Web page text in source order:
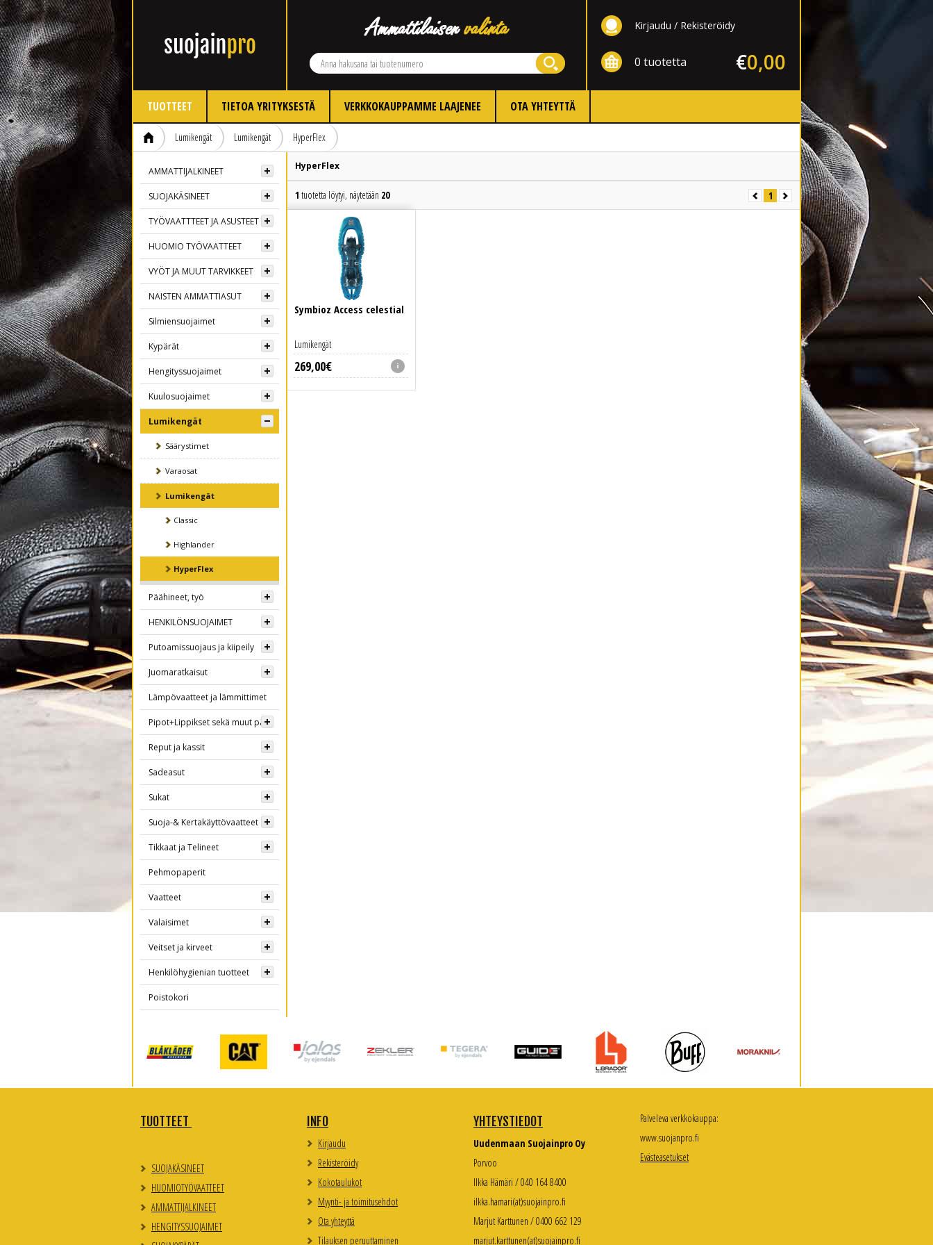
Kirjaudu Rekisteröidy
0 tuotetta 0,00
€
TUOTTEET TIETOA YRITYKSESTÄ VERKKOKAUPPAMME LAAJENEE OTA YHTEYTTÄ
Lumikengät Lumikengät HyperFlex
AMMATTIJALKINEET
SUOJAKÄSINEET
TYÖVAATTTEET JA ASUSTEET
HUOMIO TYÖVAATTEET
VYÖT JA MUUT TARVIKKEET
NAISTEN AMMATTIASUT
Silmiensuojaimet
Kypärät
Hengityssuojaimet
Kuulosuojaimet
Lumikengät
Säärystimet
Varaosat
Lumikengät
Classic
Highlander
HyperFlex
Päähineet, työ
HENKILÖNSUOJAIMET
Putoamissuojaus ja kiipeily
Juomaratkaisut
Lämpövaatteet ja lämmittimet
Pipot+Lippikset sekä muut päähineet
Reput ja kassit
Sadeasut
Sukat
Suoja-& Kertakäyttövaatteet
Tikkaat ja Telineet
Pehmopaperit
Vaatteet
Valaisimet
Veitset ja kirveet
Henkilöhygienian tuotteet
Poistokori
HyperFlex
1 tuotetta löytyi, näytetään 20Edellinen 1
Symbioz Access celestial
269,00€
Lumikengät
TUOTTEET
SUOJAKÄSINEET
HUOMIOTYÖVAATTEET
AMMATTIJALKINEET
HENGITYSSUOJAIMET
INFO
Kirjaudu
Rekisteröidy
Kokotaulukot
Myynti- ja toimitusehdot
Ota yhteyttä
Tilauksen peruuttaminen
YHTEYSTIEDOT
Uudenmaan Suojainpro Oy
Porvoo
Ilkka Hämäri / 040 164 8400
ilkka.hamari(at)suojainpro.fi
Marjut Karttunen / 0400 662 129
marjut.karttunen(at)suojainpro.fi
Palveleva verkkokauppa:
www.suojanpro.fi
Evästeasetukset